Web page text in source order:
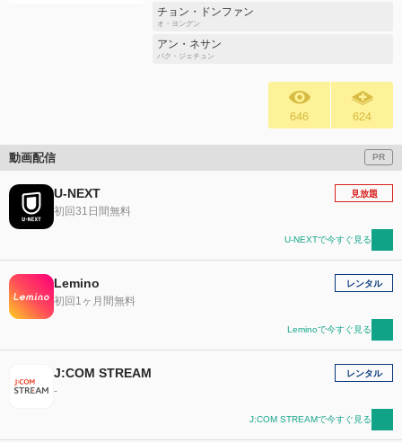
チョン・ドンファン
オ・ヨングン
アン・ネサン
パク・ジェチュン
646 624
動画配信 PR
U-NEXT
初回31日間無料
見放題
U-NEXTで今すぐ見る
Lemino
初回1ヶ月間無料
レンタル
Leminoで今すぐ見る
J:COM STREAM
-
レンタル
J:COM STREAMで今すぐ見る